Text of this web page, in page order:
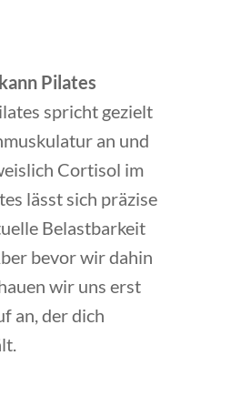
Pilates
spricht gezielt
an und
Cortisol im
lässt sich präzise
Belastbarkeit
bevor wir dahin
wir uns erst
an, der dich